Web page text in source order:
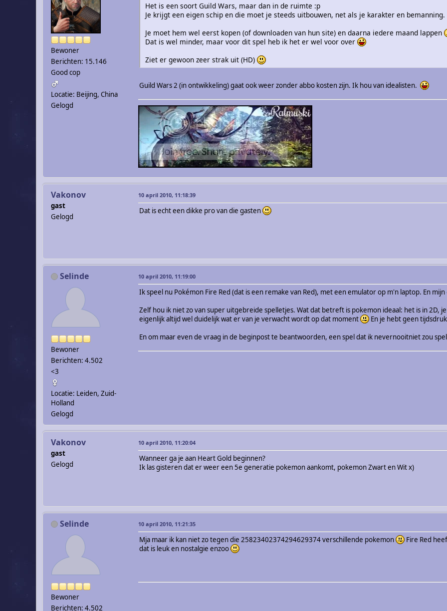
Bewoner
Berichten: 15.146
Good cop
Locatie: Beijing, China
Gelogd
Het is een soort Guild Wars, maar dan in de ruimte :p
Je krijgt een eigen schip en die moet je steeds uitbouwen, net als je karakter en bemanning.
Je moet hem wel eerst kopen (of downloaden van hun site) en daarna iedere maand lappen
Dat is wel minder, maar voor dit spel heb ik het er wel voor over
Ziet er gewoon zeer strak uit (HD)
Guild Wars 2 (in ontwikkeling) gaat ook weer zonder abbo kosten zijn. Ik hou van idealisten.
Vakonov
gast
Gelogd
10 april 2010, 11:18:39
Dat is echt een dikke pro van die gasten
Selinde
Bewoner
Berichten: 4.502
<3
Locatie: Leiden, Zuid-
Holland
Gelogd
10 april 2010, 11:19:00
Ik speel nu Pokémon Fire Red (dat is een remake van Red), met een emulator op m'n laptop. En
Zelf hou ik niet zo van super uitgebreide spelletjes. Wat dat betreft is pokemon ideaal: het is in 2D,
eigenlijk altijd wel duidelijk wat er van je verwacht wordt op dat moment
En je hebt geen
En om maar even de vraag in de beginpost te beantwoorden, een spel dat ik nevernooitniet zou
Vakonov
gast
Gelogd
10 april 2010, 11:20:04
Wanneer ga je aan Heart Gold beginnen?
Ik las gisteren dat er weer een 5e generatie pokemon aankomt, pokemon Zwart en Wit x)
Selinde
Bewoner
Berichten: 4.502
10 april 2010, 11:21:35
Mja maar ik kan niet zo tegen die 25823402374294629374 verschillende pokemon
Fire Red
dat is leuk en nostalgie enzoo